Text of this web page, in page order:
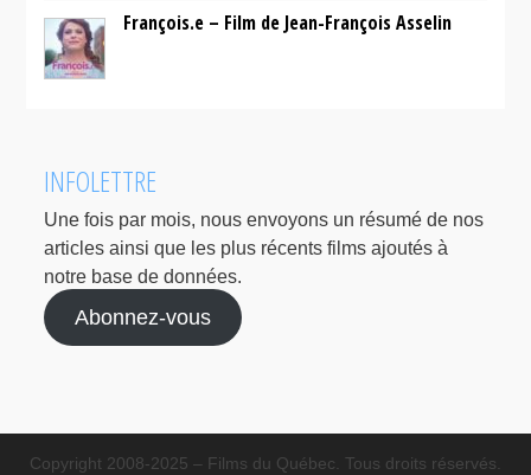
François.e – Film de Jean-François Asselin
INFOLETTRE
Une fois par mois, nous envoyons un résumé de nos
articles ainsi que les plus récents films ajoutés à
notre base de données.
Abonnez-vous
Copyright 2008-2025 – Films du Québec. Tous droits réservés.